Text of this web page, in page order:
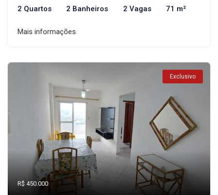
2 Quartos 2 Banheiros 2 Vagas 71 m²
Mais informações
Exclusivo
R$ 450.000